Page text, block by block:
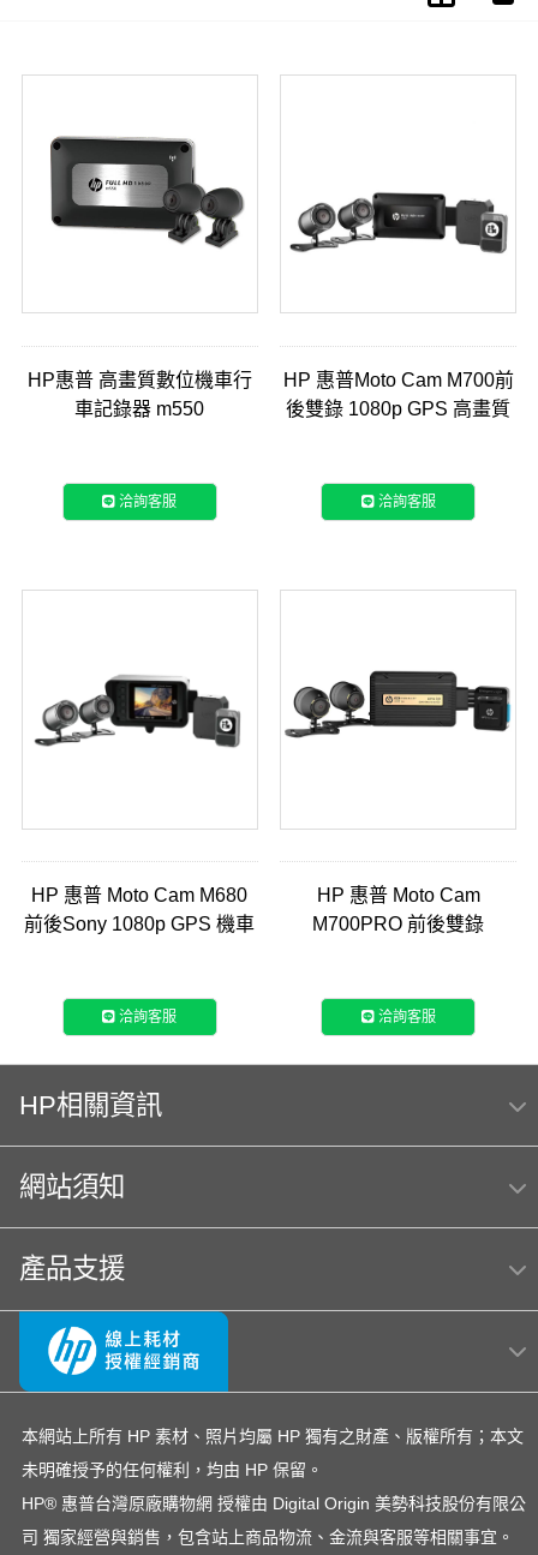
HP惠普 高畫質數位機車行
車記錄器 m550
洽詢客服
HP 惠普Moto Cam M700前
後雙錄 1080p GPS 高畫質
洽詢客服
HP 惠普 Moto Cam M680
前後Sony 1080p GPS 機車
洽詢客服
HP 惠普 Moto Cam
M700PRO 前後雙錄
記錄器
洽詢客服
HP相關資訊
網站須知
產品支援
本網站上所有 HP 素材、照片均屬 HP 獨有之財產、版權所有；本文
未明確授予的任何權利，均由 HP 保留。
HP® 惠普台灣原廠購物網 授權由 Digital Origin 美勢科技股份有限公
司 獨家經營與銷售，包含站上商品物流、金流與客服等相關事宜。